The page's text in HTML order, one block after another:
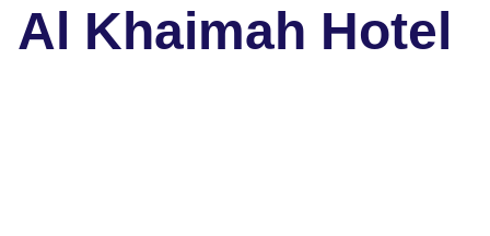
Al Khaimah Hotel